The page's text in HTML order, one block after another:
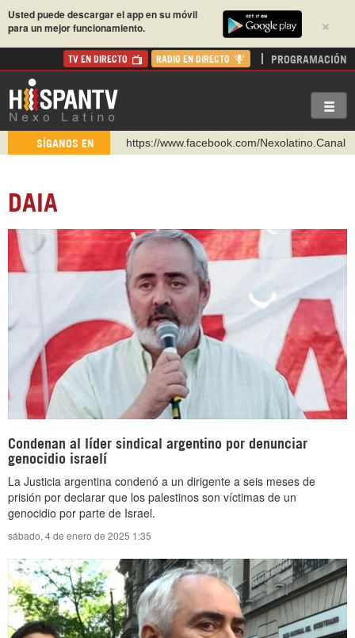
×
Usted puede descargar el app en su móvil
para un mejor funcionamiento.
TV EN DIRECTO RADIO EN DIRECTO PROGRAMACIÓN
SÍGANOS EN
https://www.youtube.com/@nexo_latino
WhatsApp y Viber: +98 921 79 29 404
Instagram como: hispan_tv
https://www.facebook.com/Nexolatino.Canal
DAIA
Condenan al líder sindical argentino por denunciar
genocidio israelí
La Justicia argentina condenó a un dirigente a seis meses de
prisión por declarar que los palestinos son víctimas de un
genocidio por parte de Israel.
sábado, 4 de enero de 2025 1:35